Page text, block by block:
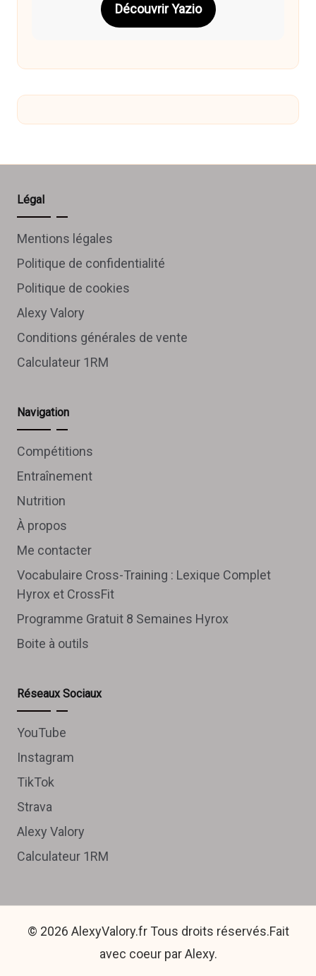
Découvrir Yazio
Légal
Mentions légales
Politique de confidentialité
Politique de cookies
Alexy Valory
Conditions générales de vente
Calculateur 1RM
Navigation
Compétitions
Entraînement
Nutrition
À propos
Me contacter
Vocabulaire Cross-Training : Lexique Complet
Hyrox et CrossFit
Programme Gratuit 8 Semaines Hyrox
Boite à outils
Réseaux Sociaux
YouTube
Instagram
TikTok
Strava
Alexy Valory
Calculateur 1RM
© 2026 AlexyValory.fr Tous droits réservés.Fait
avec coeur par Alexy.